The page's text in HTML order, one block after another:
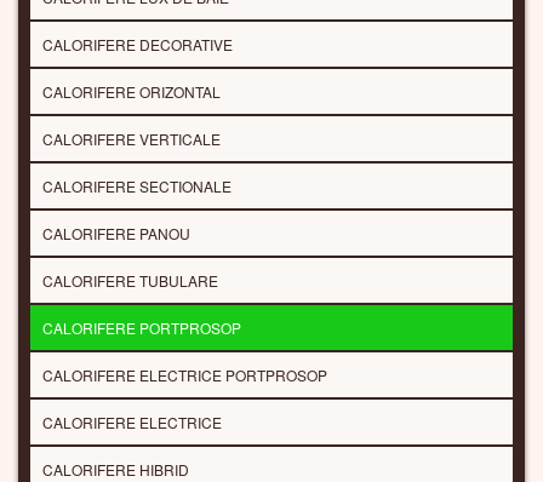
CALORIFERE DECORATIVE
CALORIFERE ORIZONTAL
CALORIFERE VERTICALE
CALORIFERE SECTIONALE
CALORIFERE PANOU
CALORIFERE TUBULARE
CALORIFERE PORTPROSOP
CALORIFERE ELECTRICE PORTPROSOP
CALORIFERE ELECTRICE
CALORIFERE HIBRID